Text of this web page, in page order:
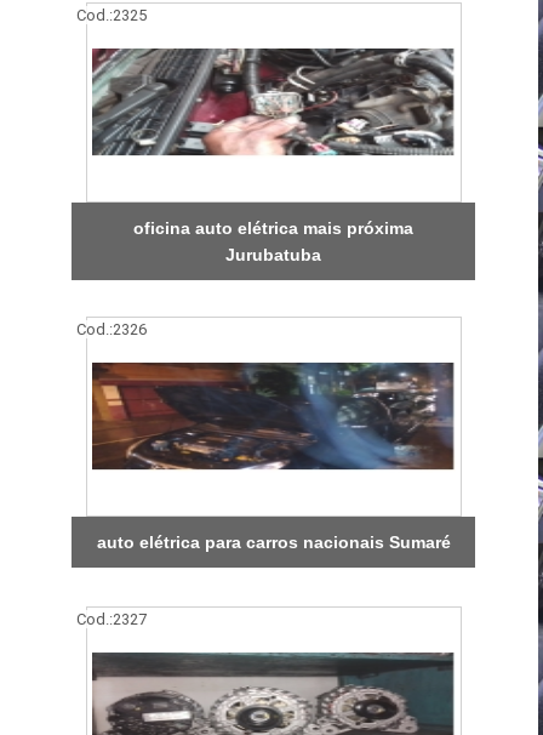
Cod.:2325
oficina auto elétrica mais próxima
Jurubatuba
Cod.:2326
auto elétrica para carros nacionais Sumaré
Cod.:2327